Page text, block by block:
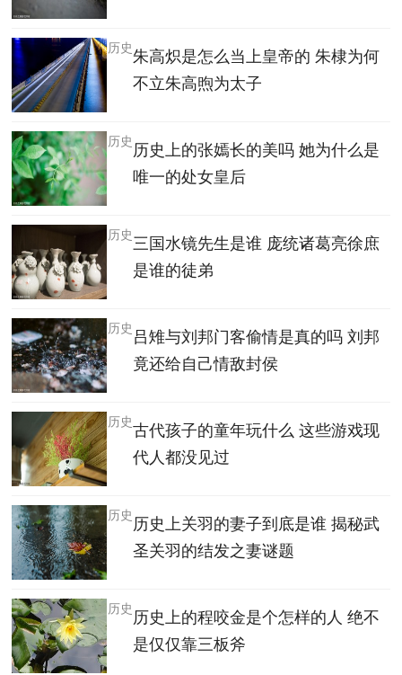
朱高炽是怎么当上皇帝的 朱棣为何
不立朱高煦为太子
历史
历史上的张嫣长的美吗 她为什么是
唯一的处女皇后
历史
三国水镜先生是谁 庞统诸葛亮徐庶
是谁的徒弟
历史
吕雉与刘邦门客偷情是真的吗 刘邦
竟还给自己情敌封侯
历史
古代孩子的童年玩什么 这些游戏现
代人都没见过
历史
历史上关羽的妻子到底是谁 揭秘武
圣关羽的结发之妻谜题
历史
历史上的程咬金是个怎样的人 绝不
是仅仅靠三板斧
历史